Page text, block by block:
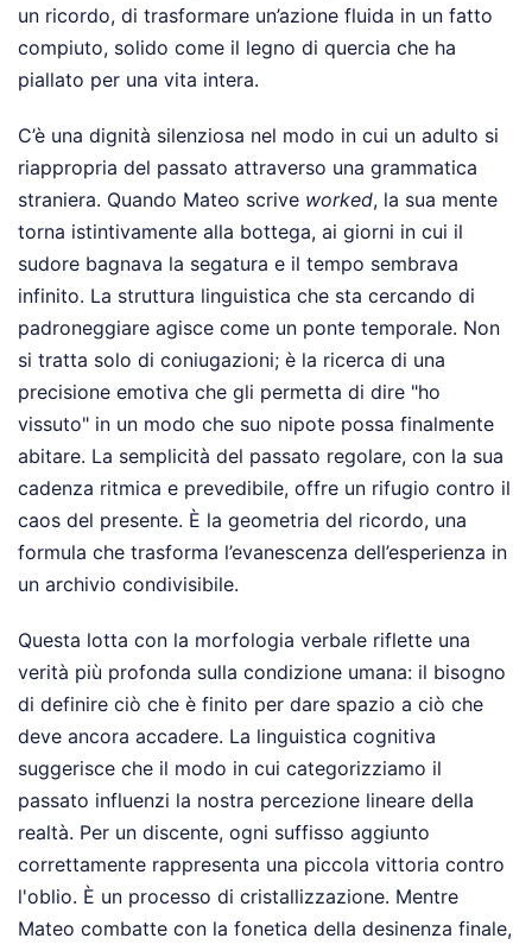
un ricordo, di trasformare un’azione fluida in un fatto
compiuto, solido come il legno di quercia che ha
piallato per una vita intera.
C’è una dignità silenziosa nel modo in cui un adulto si
riappropria del passato attraverso una grammatica
straniera. Quando Mateo scrive worked, la sua mente
torna istintivamente alla bottega, ai giorni in cui il
sudore bagnava la segatura e il tempo sembrava
infinito. La struttura linguistica che sta cercando di
padroneggiare agisce come un ponte temporale. Non
si tratta solo di coniugazioni; è la ricerca di una
precisione emotiva che gli permetta di dire "ho
vissuto" in un modo che suo nipote possa finalmente
abitare. La semplicità del passato regolare, con la sua
cadenza ritmica e prevedibile, offre un rifugio contro il
caos del presente. È la geometria del ricordo, una
formula che trasforma l’evanescenza dell’esperienza in
un archivio condivisibile.
Questa lotta con la morfologia verbale riflette una
verità più profonda sulla condizione umana: il bisogno
di definire ciò che è finito per dare spazio a ciò che
deve ancora accadere. La linguistica cognitiva
suggerisce che il modo in cui categorizziamo il
passato influenzi la nostra percezione lineare della
realtà. Per un discente, ogni suffisso aggiunto
correttamente rappresenta una piccola vittoria contro
l'oblio. È un processo di cristallizzazione. Mentre
Mateo combatte con la fonetica della desinenza finale,